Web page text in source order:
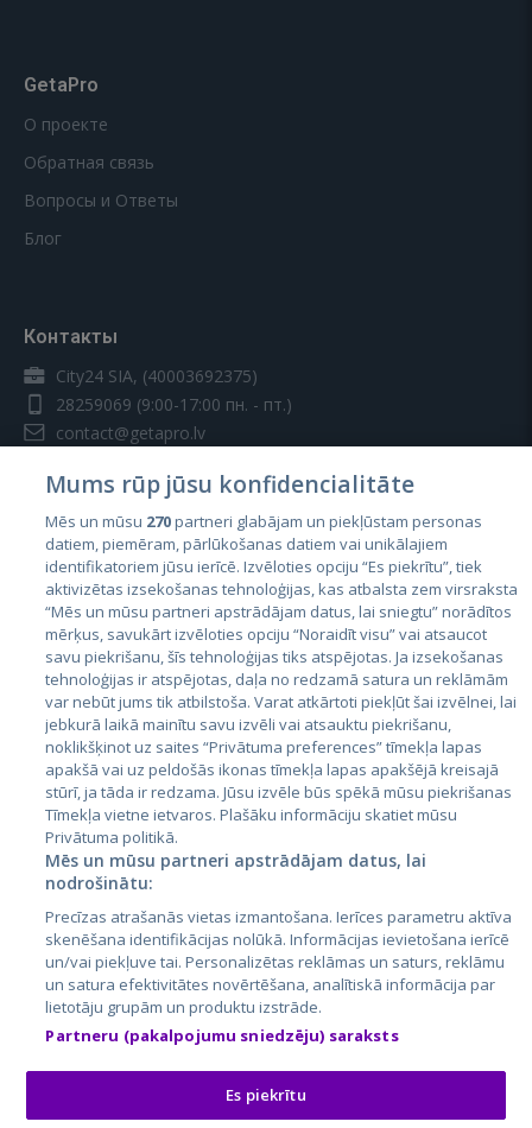
GetaPro
О проекте
Обратная связь
Вопросы и Ответы
Блог
Контакты
City24 SIA, (40003692375)
28259069 (9:00-17:00 пн. - пт.)
contact@getapro.lv
Страны
Эстония
Латвия
Литва
City24.lv
City24.ee
GetaPro.lv
GetaPro.ee
Skelbiu.lt
Autoplius.lt
Aruodas.lt
CVbankas.lt
Kainos.lt
Paslaugos.lt
auto24.ee
Osta.ee
KuldneBörs.ee
Mums rūp jūsu konfidencialitāte
Mēs un mūsu 270partneri glabājam un piekļūstam personas
datiem, piemēram, pārlūkošanas datiem vai unikālajiem
identifikatoriem jūsu ierīcē. Izvēloties opciju “Es piekrītu”, tiek
aktivizētas izsekošanas tehnoloģijas, kas atbalsta zem virsraksta
“Mēs un mūsu partneri apstrādājam datus, lai sniegtu” norādītos
mērķus, savukārt izvēloties opciju “Noraidīt visu” vai atsaucot
savu piekrišanu, šīs tehnoloģijas tiks atspējotas. Ja izsekošanas
tehnoloģijas ir atspējotas, daļa no redzamā satura un reklāmām
var nebūt jums tik atbilstoša. Varat atkārtoti piekļūt šai izvēlnei, lai
jebkurā laikā mainītu savu izvēli vai atsauktu piekrišanu,
noklikšķinot uz saites “Privātuma preferences” tīmekļa lapas
apakšā vai uz peldošās ikonas tīmekļa lapas apakšējā kreisajā
stūrī, ja tāda ir redzama. Jūsu izvēle būs spēkā mūsu piekrišanas
Tīmekļa vietne ietvaros. Plašāku informāciju skatiet mūsu
Privātuma politikā.
Mēs un mūsu partneri apstrādājam datus, lai
nodrošinātu:
Precīzas atrašanās vietas izmantošana. Ierīces parametru aktīva
skenēšana identifikācijas nolūkā. Informācijas ievietošana ierīcē
un/vai piekļuve tai. Personalizētas reklāmas un saturs, reklāmu
un satura efektivitātes novērtēšana, analītiskā informācija par
lietotāju grupām un produktu izstrāde.
Partneru (pakalpojumu sniedzēju) saraksts
Es piekrītu